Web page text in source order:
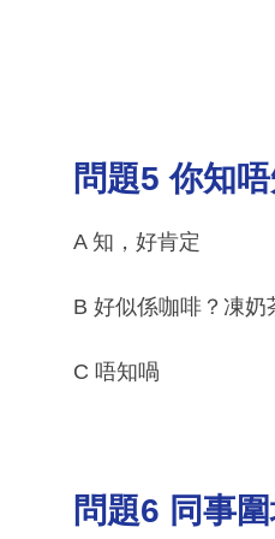
問題5 你知
A 知，好肯定
B 好似係咖啡？凍奶
C 唔知喎
問題6 同事